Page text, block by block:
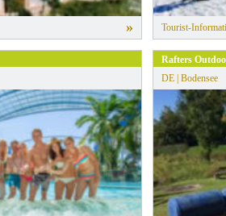
» Tourist-
Rafters
DE | Bodensee